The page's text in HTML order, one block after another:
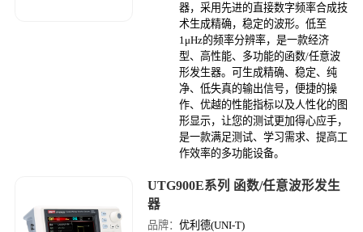
器，采用先进的直接数字频率合成技
术生成精确，稳定的波形。低至
1μHz的频率分辨率，是一款经济
型、高性能、多功能的函数/任意波
形发生器。可生成精确、稳定、纯
净、低失真的输出信号，便捷的操
作、优越的性能指标以及人性化的图
形显示，让您的测试更加得心应手，
是一款满足测试、学习需求、提高工
作效率的多功能设备。
UTG900E系列 函数/任意波形发生
器
品牌：优利德(UNI-T)